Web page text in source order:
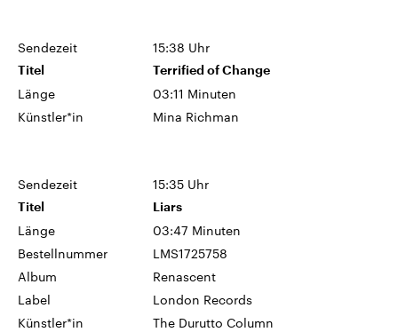
Sendezeit 15:38 Uhr
Titel Terrified of Change
Länge
03:11 Minuten
Künstler*in
Mina Richman
Sendezeit 15:35 Uhr
Titel Liars
Länge
03:47 Minuten
Bestellnummer
LMS1725758
Album
Renascent
Label
London Records
Künstler*in
The Durutto Column